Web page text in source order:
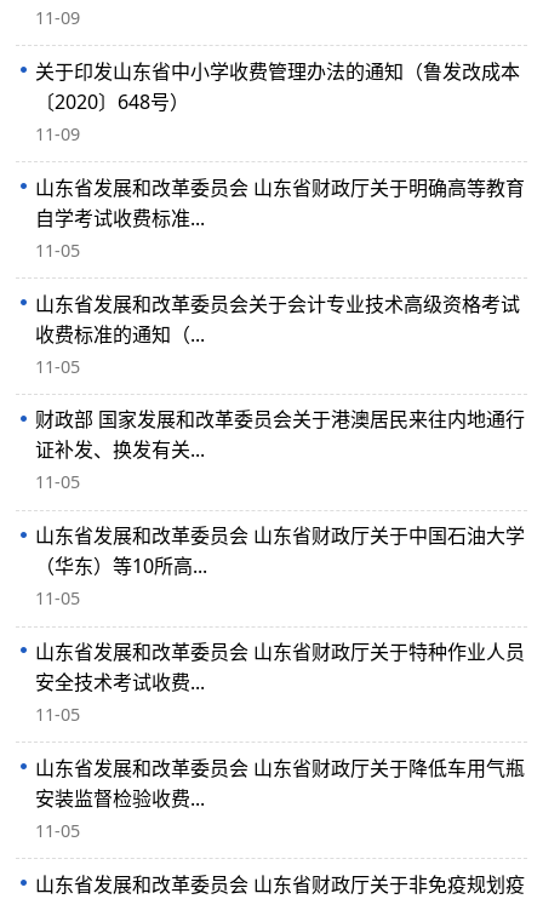
11-09
关于印发山东省中小学收费管理办法的通知（鲁发改成本
〔2020〕648号）
11-09
山东省发展和改革委员会 山东省财政厅关于明确高等教育
自学考试收费标准...
11-05
山东省发展和改革委员会关于会计专业技术高级资格考试
收费标准的通知（...
11-05
财政部 国家发展和改革委员会关于港澳居民来往内地通行
证补发、换发有关...
11-05
山东省发展和改革委员会 山东省财政厅关于中国石油大学
（华东）等10所高...
11-05
山东省发展和改革委员会 山东省财政厅关于特种作业人员
安全技术考试收费...
11-05
山东省发展和改革委员会 山东省财政厅关于降低车用气瓶
安装监督检验收费...
11-05
山东省发展和改革委员会 山东省财政厅关于非免疫规划疫